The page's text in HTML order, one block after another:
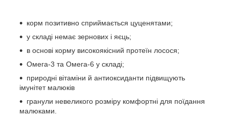
корм позитивно сприймається цуценятами;
у складі немає зернових і яєць;
в основі корму високоякісний протеїн лосося;
Омега-3 та Омега-6 у складі;
природні вітаміни й антиоксиданти підвищують
імунітет малюків
гранули невеликого розміру комфортні для поїдання
малюками.